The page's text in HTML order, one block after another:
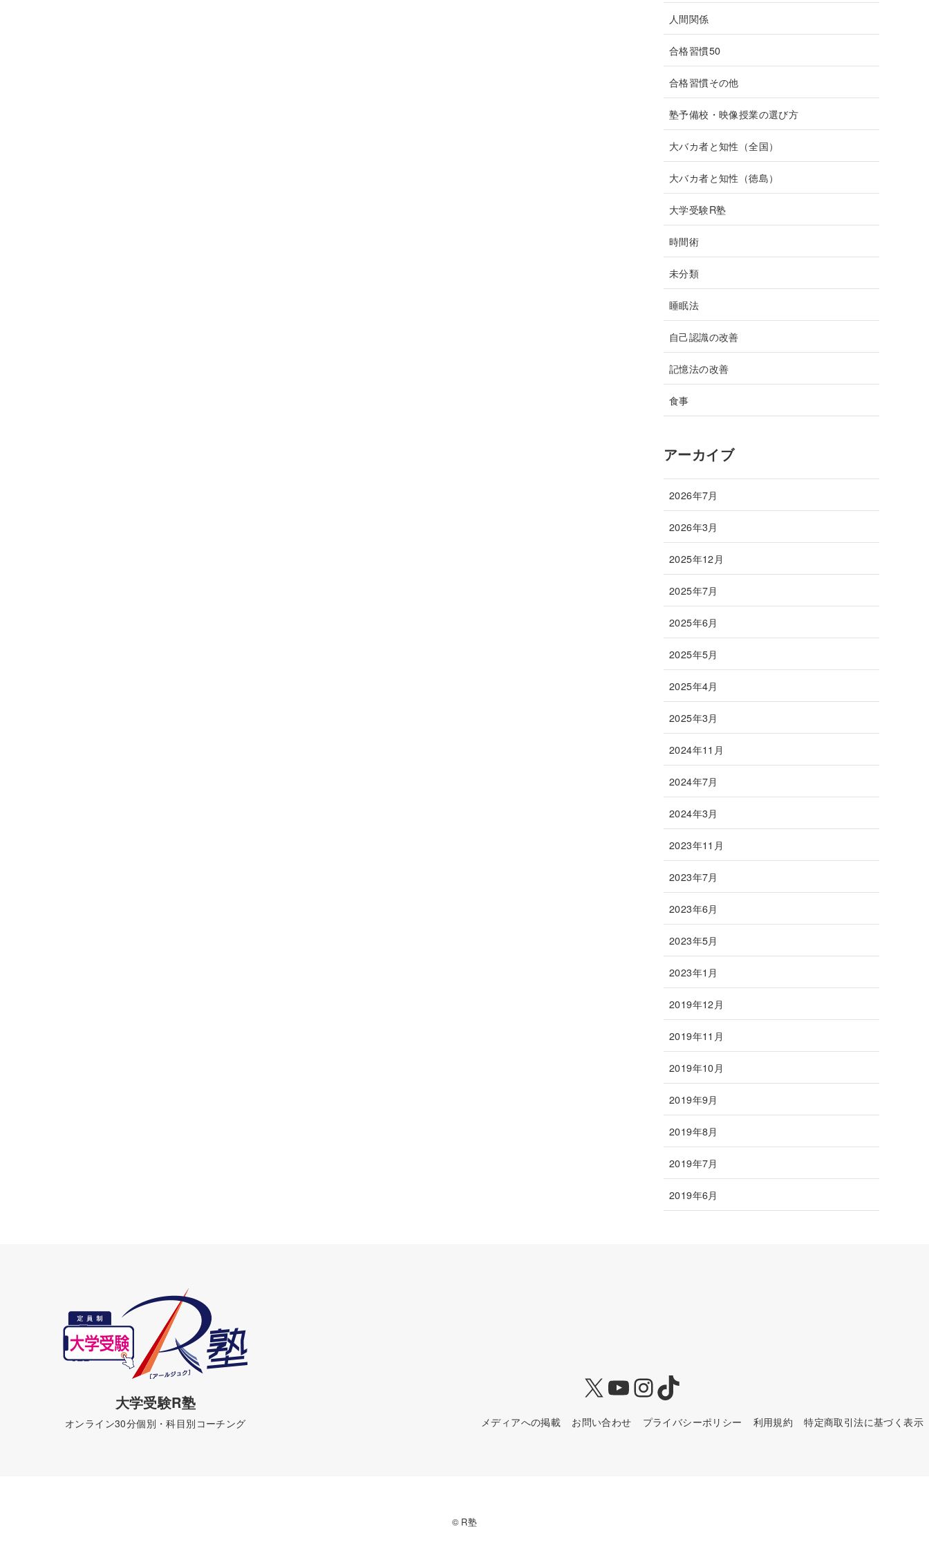
人間関係
合格習慣50
合格習慣その他
塾予備校・映像授業の選び方
大バカ者と知性（全国）
大バカ者と知性（徳島）
大学受験R塾
時間術
未分類
睡眠法
自己認識の改善
記憶法の改善
食事
アーカイブ
2026年7月
2026年3月
2025年12月
2025年7月
2025年6月
2025年5月
2025年4月
2025年3月
2024年11月
2024年7月
2024年3月
2023年11月
2023年7月
2023年6月
2023年5月
2023年1月
2019年12月
2019年11月
2019年10月
2019年9月
2019年8月
2019年7月
2019年6月
大学受験R塾
オンライン30分個別・科目別コーチング
X YouTube
Instagram
TikTok
メディアへの掲載 お問い合わせ プライバシーポリシー 利用規約 特定商取引法に基づく表示
© R塾